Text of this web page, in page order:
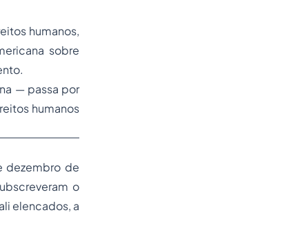
humanos,
sobre
— passa por
humanos
dezembro de
o
elencados, a